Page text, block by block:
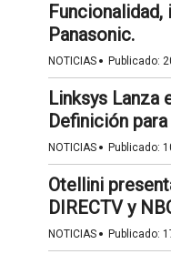
Funcionalidad,
Panasonic.
NOTICIAS · Publicado:
Linksys Lanza
Definición
NOTICIAS · Publicado:
Otellini
DIRECTV y
NOTICIAS · Publicado: